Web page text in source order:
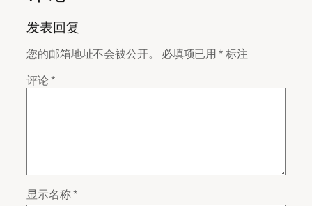
发表回复
您的邮箱地址不会被公开。 必填项已用*标注
评论*
显示名称*